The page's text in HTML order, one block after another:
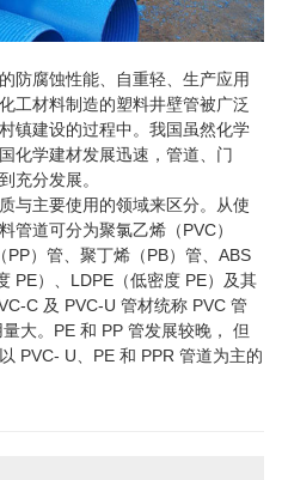
防腐蚀性能、自重轻、生产应用
工材料制造的塑料井壁管被广泛
镇建设的过程中。我国虽然化学
化学建材发展迅速，管道、门
充分发展。
与主要使用的领域来区分。从使
管道可分为聚氯乙烯（PVC）
）管、聚丁烯（PB）管、ABS
PE）、LDPE（低密度 PE）及其
C 及 PVC-U 管材统称 PVC 管
大。PE 和 PP 管发展较晚， 但
PVC- U、PE 和 PPR 管道为主的